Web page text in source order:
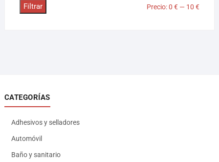
Filtrar Precio:0 € — 10 €
CATEGORÍAS
Adhesivos y selladores
Automóvil
Baño y sanitario